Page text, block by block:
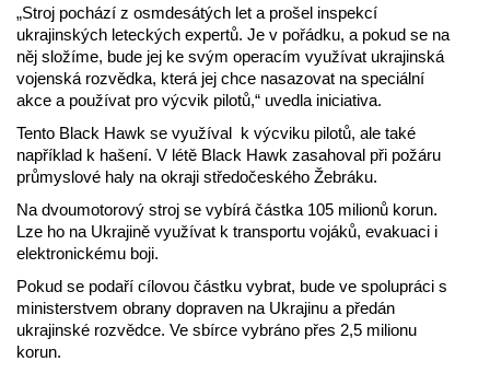
„Stroj pochází z osmdesátých let a prošel inspekcí
ukrajinských leteckých expertů. Je v pořádku, a pokud se na
něj složíme, bude jej ke svým operacím využívat ukrajinská
vojenská rozvědka, která jej chce nasazovat na speciální
akce a používat pro výcvik pilotů,“ uvedla iniciativa.
Tento Black Hawk se využíval k výcviku pilotů, ale také
například k hašení. V létě Black Hawk zasahoval při požáru
průmyslové haly na okraji středočeského Žebráku.
Na dvoumotorový stroj se vybírá částka 105 milionů korun.
Lze ho na Ukrajině využívat k transportu vojáků, evakuaci i
elektronickému boji.
Pokud se podaří cílovou částku vybrat, bude ve spolupráci s
ministerstvem obrany dopraven na Ukrajinu a předán
ukrajinské rozvědce. Ve sbírce vybráno přes 2,5 milionu
korun.